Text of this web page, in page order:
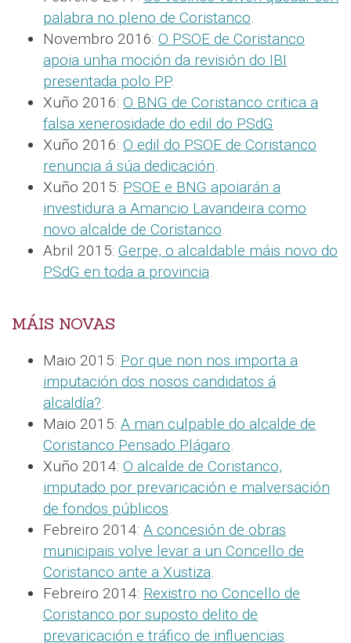
palabra no pleno de Coristanco.
Novembro 2016: O PSOE de Coristanco
apoia unha moción da revisión do IBI
presentada polo PP.
Xuño 2016: O BNG de Coristanco critica a
falsa xenerosidade do edil do PSdG
Xuño 2016: O edil do PSOE de Coristanco
renuncia á súa dedicación.
Xuño 2015: PSOE e BNG apoiarán a
investidura a Amancio Lavandeira como
novo alcalde de Coristanco.
Abril 2015: Gerpe, o alcaldable máis novo do
PSdG en toda a provincia.
MÁIS NOVAS
Maio 2015: Por que non nos importa a
imputación dos nosos candidatos á
alcaldía?.
Maio 2015: A man culpable do alcalde de
Coristanco Pensado Plágaro.
Xuño 2014: O alcalde de Coristanco,
imputado por prevaricación e malversación
de fondos públicos.
Febreiro 2014: A concesión de obras
municipais volve levar a un Concello de
Coristanco ante a Xustiza.
Febreiro 2014: Rexistro no Concello de
Coristanco por suposto delito de
prevaricación e tráfico de influencias.